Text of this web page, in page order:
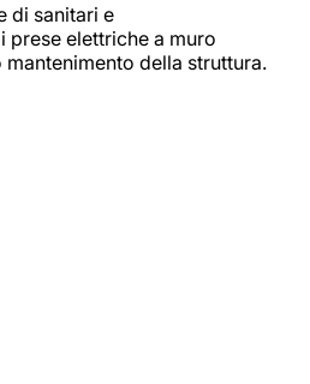
di sanitari e
elettriche a muro
della struttura.